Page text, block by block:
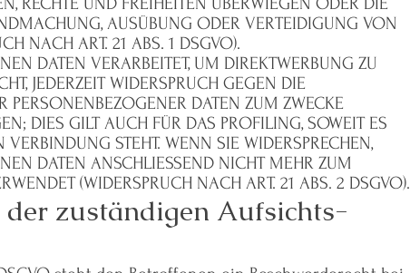
AUSÜBUNG ODER VERTEIDIGUNG VON
NACH ART. 21 ABS. 1 DSGVO).
DATEN VERARBEITET, UM DIREKTWERBUNG ZU
JEDERZEIT WIDERSPRUCH GEGEN DIE
PERSONENBEZOGENER DATEN ZUM ZWECKE
DIES GILT AUCH FÜR DAS PROFILING, SOWEIT ES
STEHT. WENN SIE WIDERSPRECHEN,
DATEN ANSCHLIESSEND NICHT MEHR ZUM
(WIDERSPRUCH NACH ART. 21 ABS. 2 DSGVO).
der zuständigen Aufsichts­